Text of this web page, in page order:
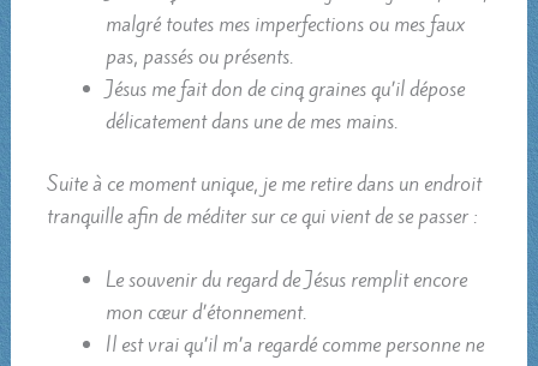
malgré toutes mes imperfections ou mes faux
pas, passés ou présents.
Jésus me fait don de cinq graines qu’il dépose
délicatement dans une de mes mains.
Suite à ce moment unique, je me retire dans un endroit
tranquille afin de méditer sur ce qui vient de se passer :
Le souvenir du regard de Jésus remplit encore
mon cœur d’étonnement.
Il est vrai qu’il m’a regardé comme personne ne